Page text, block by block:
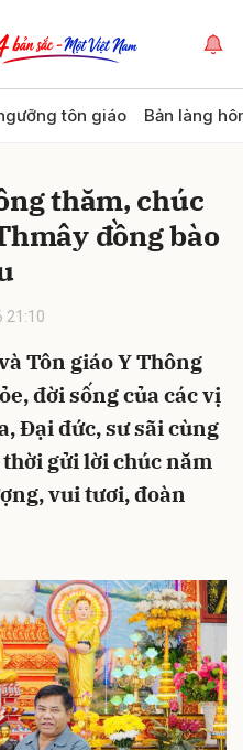
tôn giáo Bản làng
thăm, chúc
đồng bào
21:10
Tôn giáo Y Thông
đời sống của các vị
Đại đức, sư sãi cùng
gửi lời chúc năm
vui tươi, đoàn